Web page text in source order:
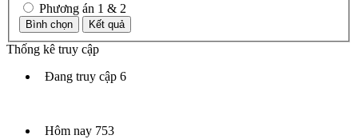
Phương án 1 & 2
Thống kê truy cập
Đang truy cập 6
Hôm nay 753